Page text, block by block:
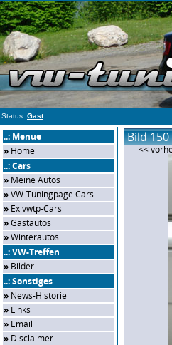
Status: Gast
..: Menue
» Home
..: Cars
» Meine Autos
»VW-Tuningpage Cars
» Ex vwtp-Cars
»Gastautos
»Winterautos
..: VW-Treffen
» Bilder
..: Sonstiges
» News-Historie
» Links
» Email
» Disclaimer
Bild 150
<<